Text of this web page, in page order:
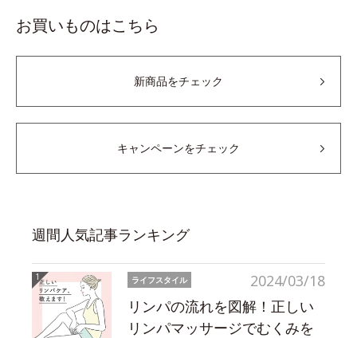
お買いものはこちら
新商品をチェック
キャンペーンをチェック
週間人気記事ランキング
2024/03/18
ライフスタイル
リンパの流れを図解！正しい
リンパマッサージでむくみを